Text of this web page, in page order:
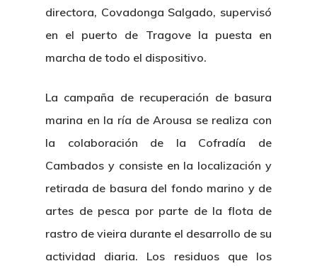
directora, Covadonga Salgado, supervisó
en el puerto de Tragove la puesta en
marcha de todo el dispositivo.
La campaña de recuperación de basura
marina en la ría de Arousa se realiza con
la colaboración de la Cofradía de
Cambados y consiste en la localización y
retirada de basura del fondo marino y de
artes de pesca por parte de la flota de
rastro de vieira durante el desarrollo de su
actividad diaria. Los residuos que los